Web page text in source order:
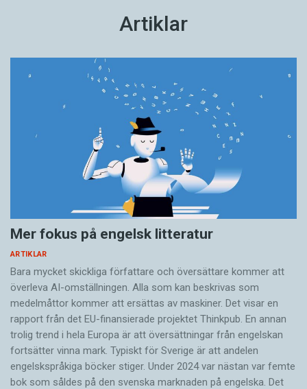
Artiklar
Mer fokus på engelsk litteratur
ARTIKLAR
Bara mycket skickliga författare och översättare ­kommer att
överleva AI-omställningen. Alla som kan beskrivas som
medelmåttor kommer att ersättas av maskiner. Det visar en
rapport från det EU-finansierade projektet Thinkpub. En annan
trolig trend i hela Europa är att översättningar från engelskan
fortsätter vinna mark. Typiskt för Sverige är att andelen
engelskspråkiga böcker stiger. Under 2024 var nästan var femte
bok som såldes på den svenska marknaden på engelska. Det